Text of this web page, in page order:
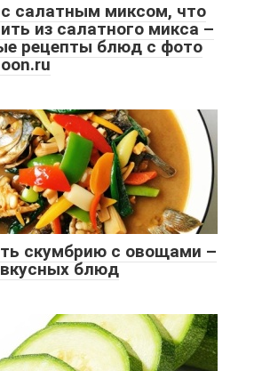
салатным миксом, что
из салатного микса –
рецепты блюд с фото
скумбрию с овощами –
блюд